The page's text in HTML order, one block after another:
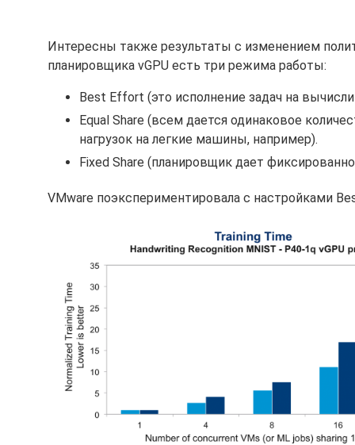
Интересны также результаты с изменением
планировщика vGPU есть три режима работы:
Best Effort (это исполнение задач на
Equal Share (всем дается одинаковое
нагрузок на легкие машины, например).
Fixed Share (планировщик дает
VMware поэкспериментировала с настройками